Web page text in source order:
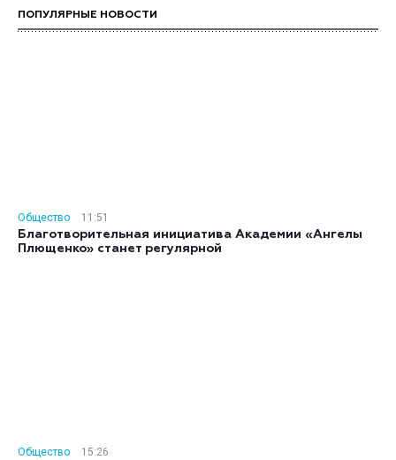
ПОПУЛЯРНЫЕ НОВОСТИ
Общество
11:51
Благотворительная инициатива Академии «Ангелы
Плющенко» станет регулярной
Общество
15:26